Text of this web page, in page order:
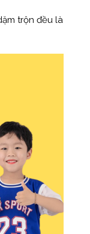
trộn đều là